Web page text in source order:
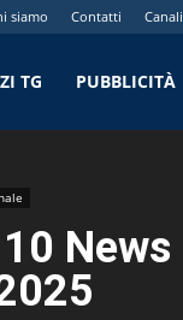
siamo Contatti Canali
TG PUBBLICITÀ
News